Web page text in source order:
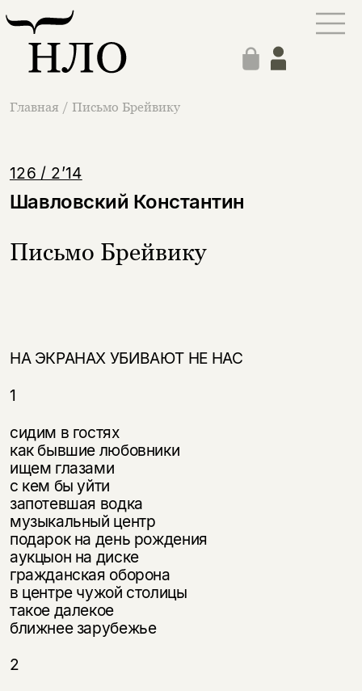
Главная / Письмо Брейвику
126 / 2’14
Шавловский Константин
Письмо Брейвику
НА ЭКРАНАХ УБИВАЮТ НЕ НАС
1
сидим в гостях
как бывшие любовники
ищем глазами
с кем бы уйти
запотевшая водка
музыкальный центр
подарок на день рождения
аукцыон на диске
гражданская оборона
в центре чужой столицы
такое далекое
ближнее зарубежье
2